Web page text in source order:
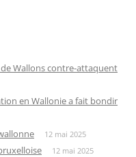
Wallons contre-attaquent
en Wallonie a fait bondir
12 mai 2025
12 mai 2025